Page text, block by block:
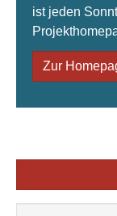
ist jeden
Zur